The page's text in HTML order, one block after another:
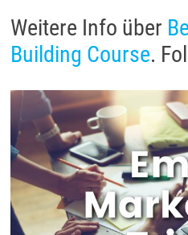
Weitere Info über
Building Course.